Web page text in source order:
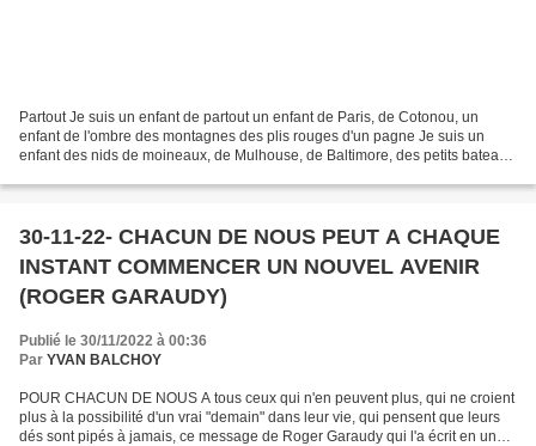
Partout Je suis un enfant de partout un enfant de Paris, de Cotonou, un
enfant de l'ombre des montagnes des plis rouges d'un pagne Je suis un
enfant des nids de moineaux, de Mulhouse, de Baltimore, des petits bateaux
30-11-22- CHACUN DE NOUS PEUT A CHAQUE
INSTANT COMMENCER UN NOUVEL AVENIR
(ROGER GARAUDY)
Publié le 30/11/2022 à 00:36
Par YVAN BALCHOY
POUR CHACUN DE NOUS A tous ceux qui n'en peuvent plus, qui ne croient
plus à la possibilité d'un vrai "demain" dans leur vie, qui pensent que leurs
dés sont pipés à jamais, ce message de Roger Garaudy qui l'a écrit en un